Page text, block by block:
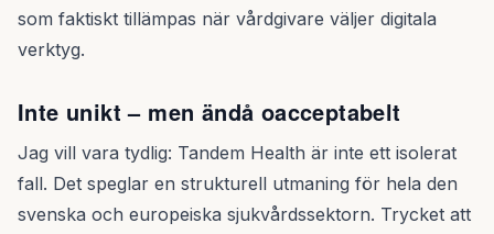
som faktiskt tillämpas när vårdgivare väljer digitala
verktyg.
Inte unikt – men ändå oacceptabelt
Jag vill vara tydlig: Tandem Health är inte ett isolerat
fall. Det speglar en strukturell utmaning för hela den
svenska och europeiska sjukvårdssektorn. Trycket att